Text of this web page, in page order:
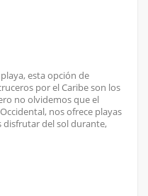
esta opción de
por el Caribe son los
no olvidemos que el
nos ofrece playas
disfrutar del sol durante,